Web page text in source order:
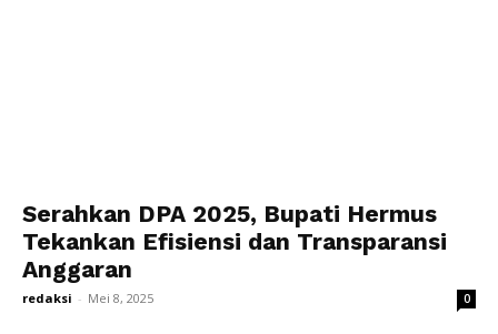
Serahkan DPA 2025, Bupati Hermus
Tekankan Efisiensi dan Transparansi
Anggaran
redaksi - Mei 8, 2025 0